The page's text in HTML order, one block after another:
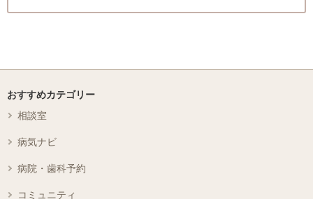
おすすめカテゴリー
相談室
病気ナビ
病院・歯科予約
コミュニティ